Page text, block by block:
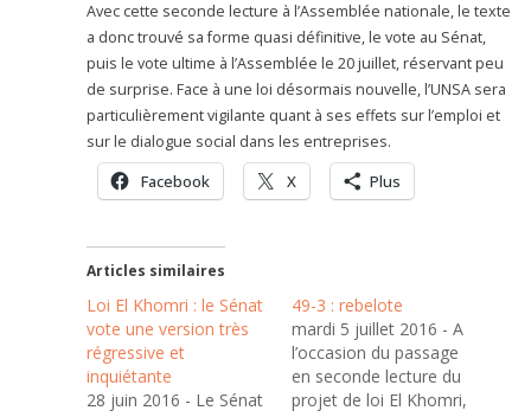
Avec cette seconde lecture à l’Assemblée nationale, le texte
a donc trouvé sa forme quasi définitive, le vote au Sénat,
puis le vote ultime à l’Assemblée le 20 juillet, réservant peu
de surprise. Face à une loi désormais nouvelle, l’UNSA sera
particulièrement vigilante quant à ses effets sur l’emploi et
sur le dialogue social dans les entreprises.
Facebook X Plus
Articles similaires
Loi El Khomri : le Sénat
vote une version très
régressive et
inquiétante
28 juin 2016 - Le Sénat
49-3 : rebelote
mardi 5 juillet 2016 - A
l’occasion du passage
en seconde lecture du
projet de loi El Khomri,